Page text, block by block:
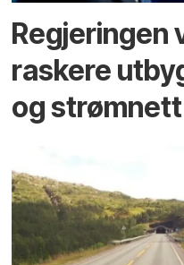
Regjeringen
raskere
og strømnett